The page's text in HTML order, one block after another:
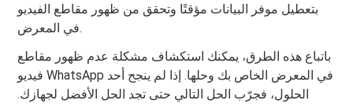
بتعطيل موفر البيانات مؤقتًا وتحقق من ظهور مقاطع الفيديو
في المعرض.
باتباع هذه الطرق، يمكنك استكشاف مشكلة عدم ظهور مقاطع
فيديو WhatsApp في المعرض الخاص بك وحلها. إذا لم ينجح أحد
الحلول، فجرّب الحل التالي حتى تجد الحل الأفضل لجهازك.